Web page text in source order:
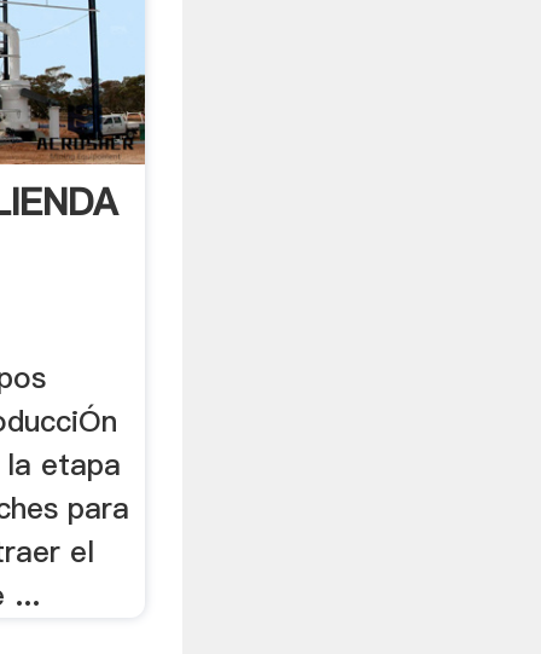
etapa
para
el
...